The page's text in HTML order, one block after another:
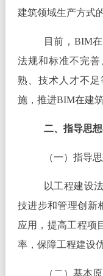
建筑领域生产方式
目前，BIM
法规和标准不完
熟、技术人才不
施，推进BIM在建
二、指导思
（一）指导思
以工程建设
技进步和管理创新
应用，提高工程项
率，保障工程建设
（二）基本原